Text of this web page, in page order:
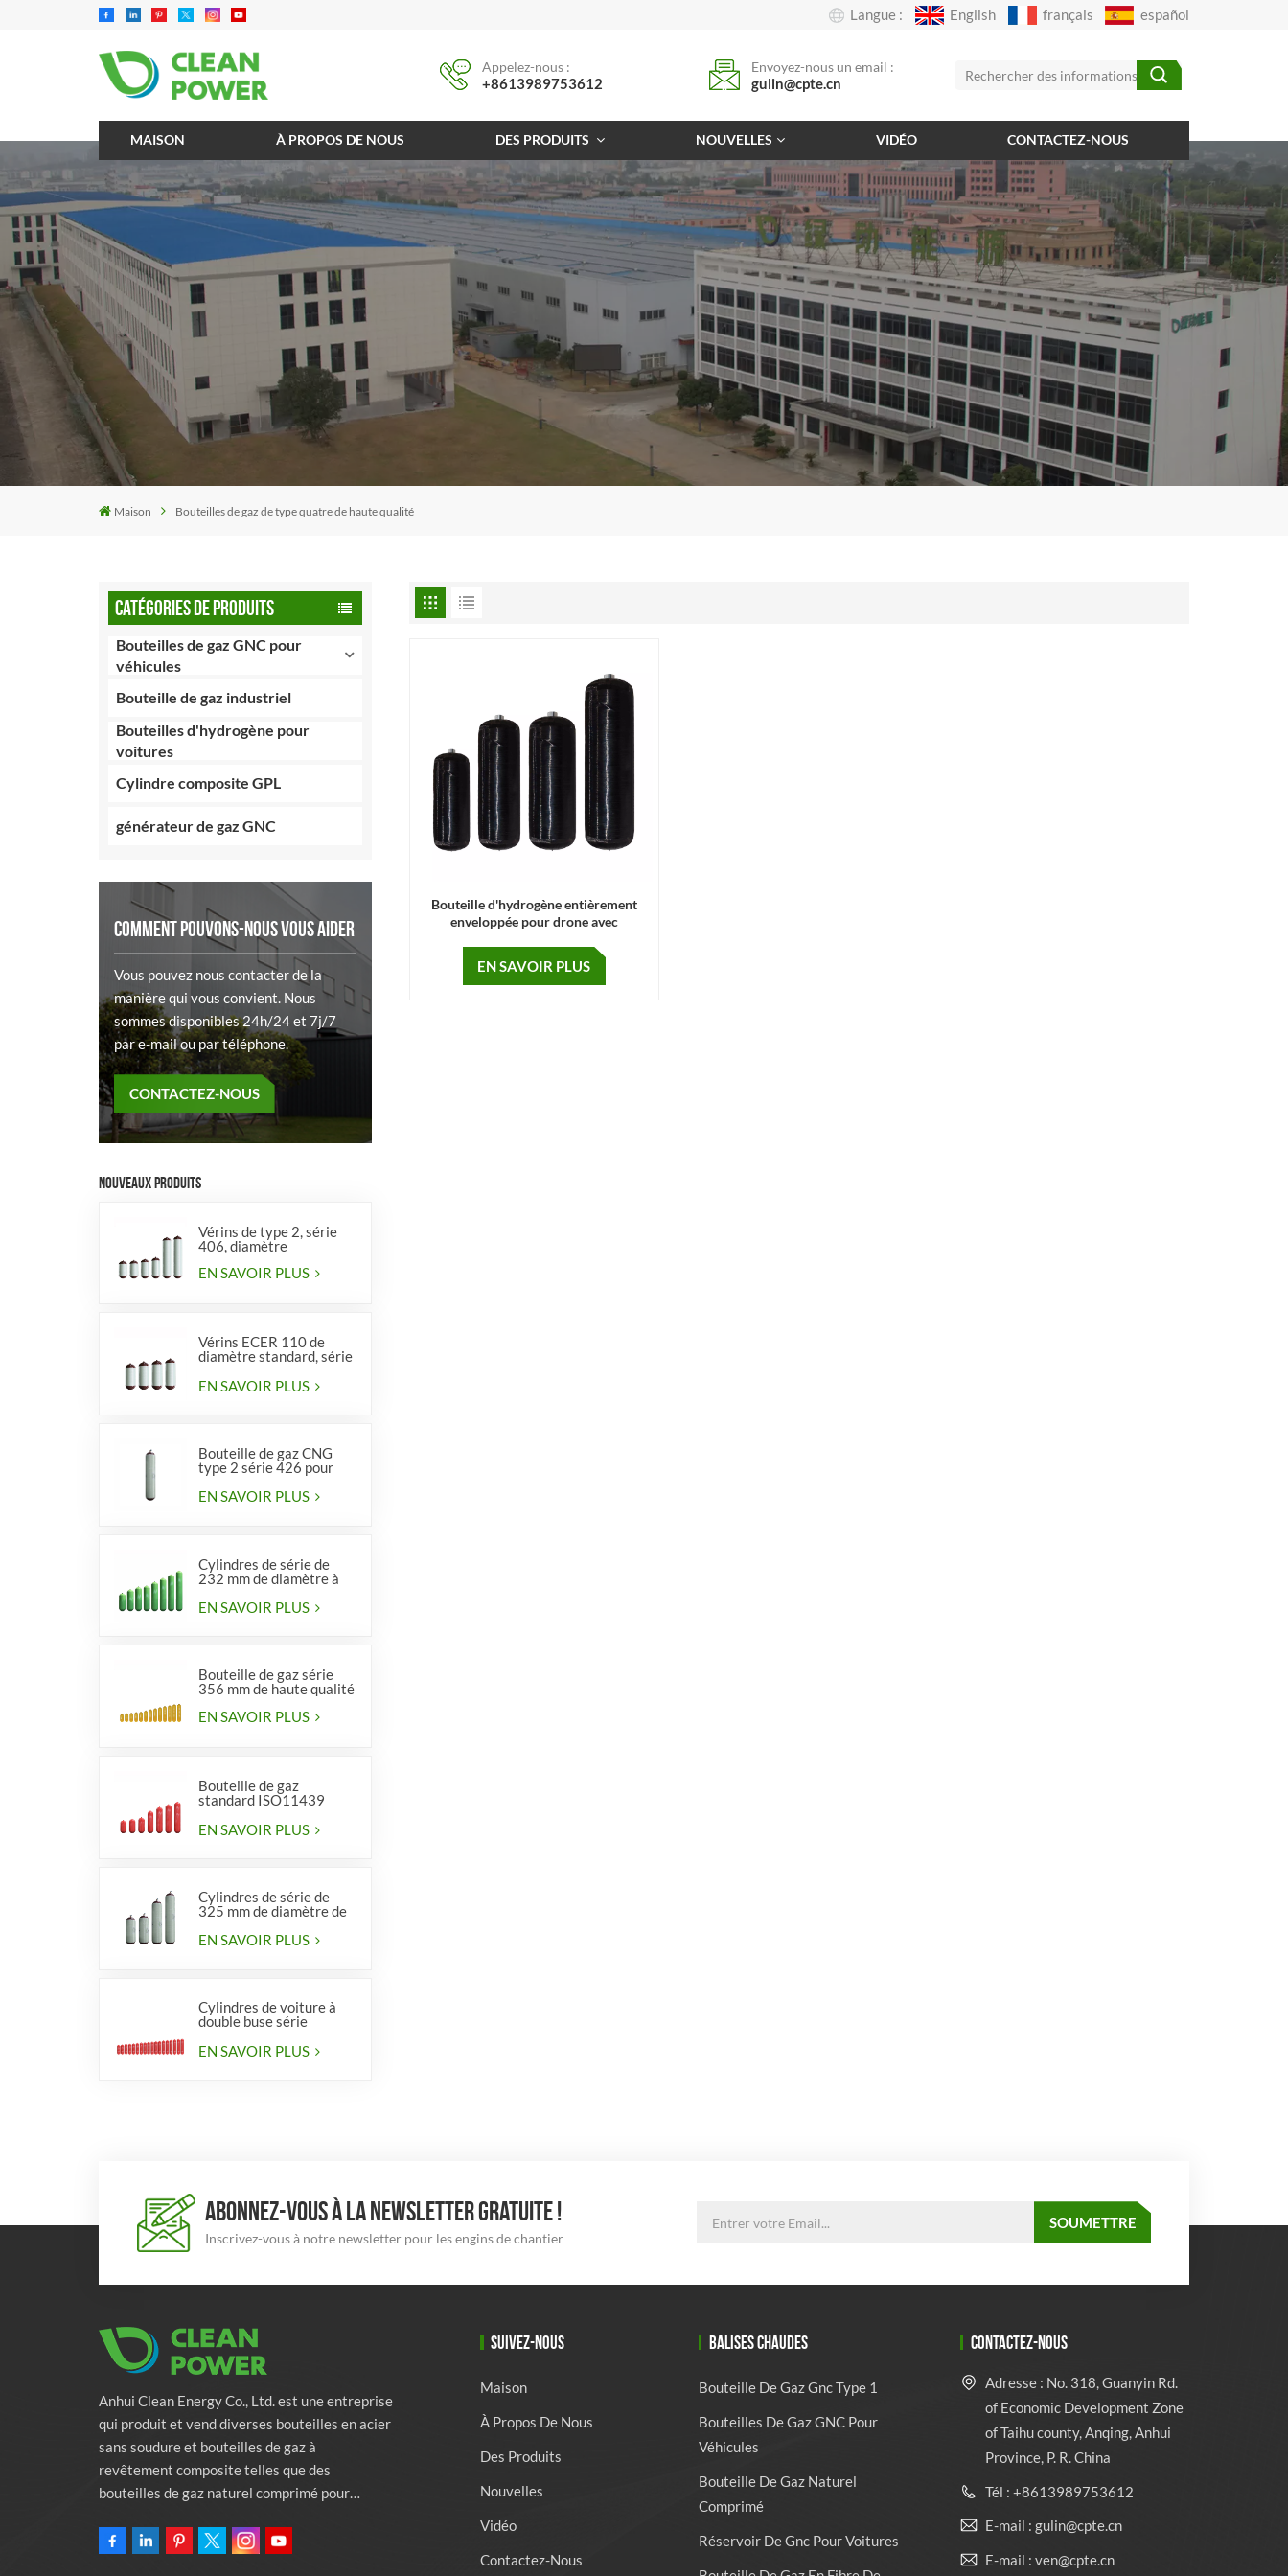
Langue : English français español
Appelez-nous :
+8613989753612
Envoyez-nous un email :
gulin@cpte.cn
MAISON À PROPOS DE NOUS DES PRODUITS NOUVELLES VIDÉO CONTACTEZ-NOUS
Maison Bouteilles de gaz de type quatre de haute qualité
CATÉGORIES DE PRODUITS
Bouteilles de gaz GNC pour
véhicules
Bouteille de gaz industriel
Bouteilles d'hydrogène pour
voitures
Cylindre composite GPL
générateur de gaz GNC
COMMENT POUVONS-NOUS VOUS AIDER
Vous pouvez nous contacter de la
manière qui vous convient. Nous
sommes disponibles 24h/24 et 7j/7
par e-mail ou par téléphone.
CONTACTEZ-NOUS
NOUVEAUX PRODUITS
Vérins de type 2, série
406, diamètre
EN SAVOIR PLUS
Vérins ECER 110 de
diamètre standard, série
EN SAVOIR PLUS
Bouteille de gaz CNG
type 2 série 426 pour
véhicules
EN SAVOIR PLUS
Cylindres de série de
232 mm de diamètre à
EN SAVOIR PLUS
Bouteille de gaz série
356 mm de haute qualité
EN SAVOIR PLUS
Bouteille de gaz
standard ISO11439
EN SAVOIR PLUS
Cylindres de série de
325 mm de diamètre de
véhicules
EN SAVOIR PLUS
Cylindres de voiture à
double buse série
EN SAVOIR PLUS
Bouteille d'hydrogène entièrement
enveloppée pour drone avec
EN SAVOIR PLUS
ABONNEZ-VOUS À LA NEWSLETTER GRATUITE !
Inscrivez-vous à notre newsletter pour les engins de chantier
Anhui Clean Energy Co., Ltd. est une entreprise
qui produit et vend diverses bouteilles en acier
sans soudure et bouteilles de gaz à
revêtement composite telles que des
bouteilles de gaz naturel comprimé pour
des bouteilles de lutte contre l'incendie.
SUIVEZ-NOUS
Maison
À Propos De Nous
Des Produits
Nouvelles
Vidéo
Contactez-Nous
BALISES CHAUDES
Bouteille De Gaz Gnc Type 1
Bouteilles De Gaz GNC Pour
Véhicules
Bouteille De Gaz Naturel
Comprimé
Réservoir De Gnc Pour Voitures
CONTACTEZ-NOUS
Adresse : No. 318, Guanyin Rd.
of Economic Development Zone
of Taihu county, Anqing, Anhui
Province, P. R. China
Tél : +8613989753612
E-mail : gulin@cpte.cn
E-mail : ven@cpte.cn